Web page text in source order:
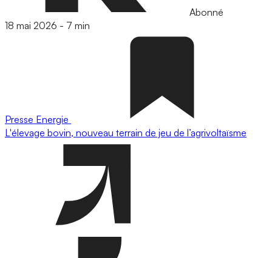
Abonné
18 mai 2026 - 7 min
Presse Energie
L'élevage bovin, nouveau terrain de jeu de l’agrivoltaïsme